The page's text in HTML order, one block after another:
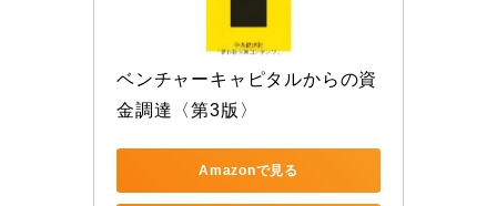
ベンチャーキャピタルからの資
金調達〈第3版〉
Amazonで見る